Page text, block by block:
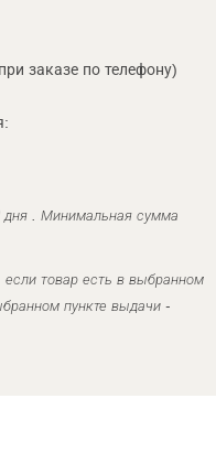
заказе по телефону)
дня . Минимальная сумма
товар есть в выбранном
пункте выдачи -